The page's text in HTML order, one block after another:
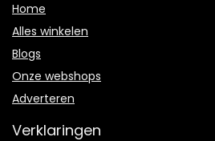
Home
Alles winkelen
Blogs
Onze webshops
Adverteren
Verklaringen